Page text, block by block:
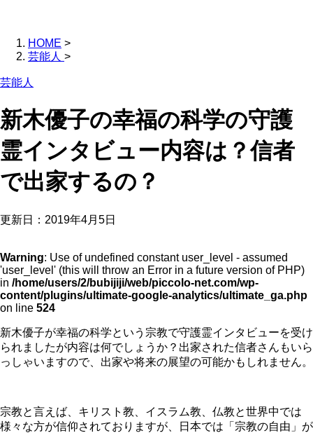
HOME >
芸能人 >
芸能人
新木優子の幸福の科学の守護
霊インタビュー内容は？信者
で出家するの？
更新日： 2019年4月5日
Warning: Use of undefined constant user_level - assumed
'user_level' (this will throw an Error in a future version of PHP)
in /home/users/2/bubijiji/web/piccolo-net.com/wp-
content/plugins/ultimate-google-analytics/ultimate_ga.php
on line 524
新木優子が幸福の科学という宗教で守護霊インタビューを受け
られましたが内容は何でしょうか？出家された信者さんもいら
っしゃいますので、出家や将来の展望の可能かもしれません。
宗教と言えば、キリスト教、イスラム教、仏教と世界中では
様々な方が信仰されておりますが、日本では「宗教の自由」が